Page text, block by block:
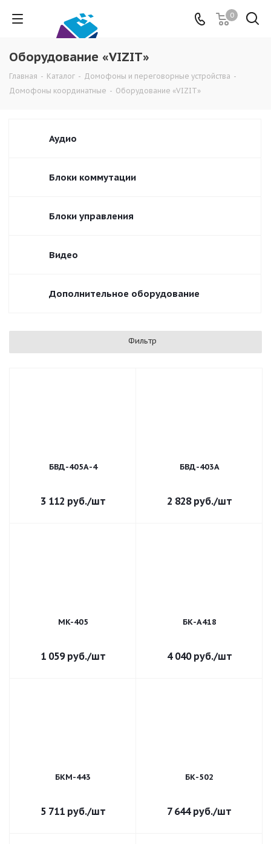
0
Оборудование «VIZIT»
Главная - Каталог - Домофоны и переговорные устройства -
Домофоны координатные - Оборудование «VIZIT»
Аудио
Блоки коммутации
Блоки управления
Видео
Дополнительное оборудование
Фильтр
БВД-405А-4
3 112 руб./шт
БВД-403А
2 828руб./шт
MK-405
1 059руб./шт
БК-А418
4 040руб./шт
БКМ-443
5 711руб./шт
БК-502
7 644руб./шт